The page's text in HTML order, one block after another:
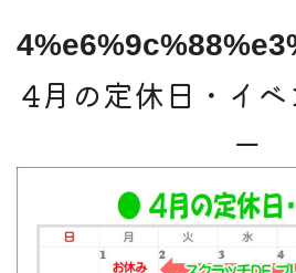
4月の定休日・イ
ー